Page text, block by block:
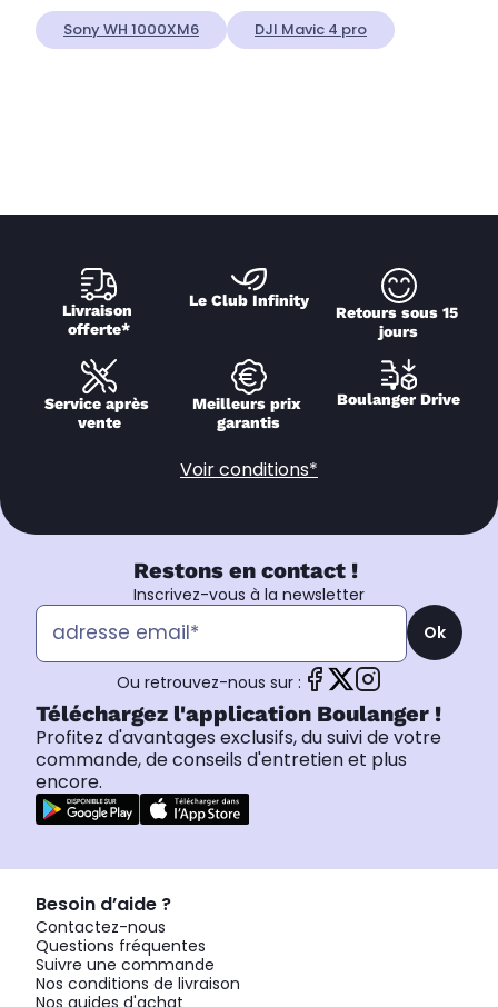
Sony WH 1000XM6 DJI Mavic 4 pro
Livraison
offerte*
Le Club Infinity
Retours sous 15
jours
Service après
vente
Meilleurs prix
garantis
Boulanger Drive
Voir conditions*
Restons en contact !
Inscrivez-vous à la newsletter
Ok
Ou retrouvez-nous sur :
Téléchargez l'application Boulanger !
Profitez d'avantages exclusifs, du suivi de votre
commande, de conseils d'entretien et plus
encore.
Besoin d’aide ?
Contactez-nous
Questions fréquentes
Suivre une commande
Nos conditions de livraison